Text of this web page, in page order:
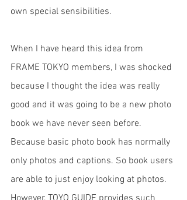
own special sensibilities.
When I have heard this idea from
FRAME TOKYO members, I was shocked
because I thought the idea was really
good and it was going to be a new photo
book we have never seen before.
Because basic photo book has normally
only photos and captions. So book users
are able to just enjoy looking at photos.